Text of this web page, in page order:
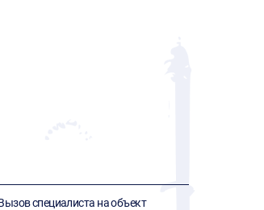
специалиста на объект